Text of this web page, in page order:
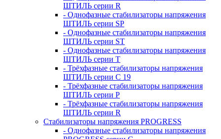
ШТИЛЬ серии R
- Однофазные стабилизаторы напряжения
ШТИЛЬ серии SP
- Однофазные стабилизаторы напряжения
ШТИЛЬ серии ST
- Однофазные стабилизаторы напряжения
ШТИЛЬ серии T
- Трёхфазные стабилизаторы напряжения
ШТИЛЬ серии C 19
- Трёхфазные стабилизаторы напряжения
ШТИЛЬ серии P
- Трёхфазные стабилизаторы напряжения
ШТИЛЬ серии R
Стабилизаторы напряжения PROGRESS
- Однофазные стабилизаторы напряжения